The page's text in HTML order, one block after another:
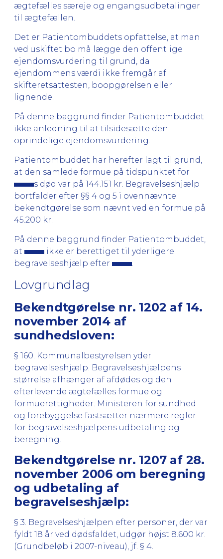
ægtefælles særeje og engangsudbetalinger
til ægtefællen.
Det er Patientombuddets opfattelse, at man
ved uskiftet bo må lægge den offentlige
ejendomsvurdering til grund, da
ejendommens værdi ikke fremgår af
skifteretsattesten, boopgørelsen eller
lignende.
På denne baggrund finder Patientombuddet
ikke anledning til at tilsidesætte den
oprindelige ejendomsvurdering.
Patientombuddet har herefter lagt til grund,
at den samlede formue på tidspunktet for
s død var på 144.151 kr. Begravelseshjælp
bortfalder efter §§ 4 og 5 i ovennævnte
bekendtgørelse som nævnt ved en formue på
45.200 kr.
På denne baggrund finder Patientombuddet,
at
ikke er berettiget til yderligere
begravelseshjælp efter
Lovgrundlag
Bekendtgørelse nr. 1202 af 14.
november 2014 af
sundhedsloven:
§ 160. Kommunalbestyrelsen yder
begravelseshjælp. Begravelseshjælpens
størrelse afhænger af afdødes og den
efterlevende ægtefælles formue og
formuerettigheder. Ministeren for sundhed
og forebyggelse fastsætter nærmere regler
for begravelseshjælpens udbetaling og
beregning.
Bekendtgørelse nr. 1207 af 28.
november 2006 om beregning
og udbetaling af
begravelseshjælp:
§ 3. Begravelseshjælpen efter personer, der var
fyldt 18 år ved dødsfaldet, udgør højst 8.600 kr.
(Grundbeløb i 2007-niveau), jf. § 4.